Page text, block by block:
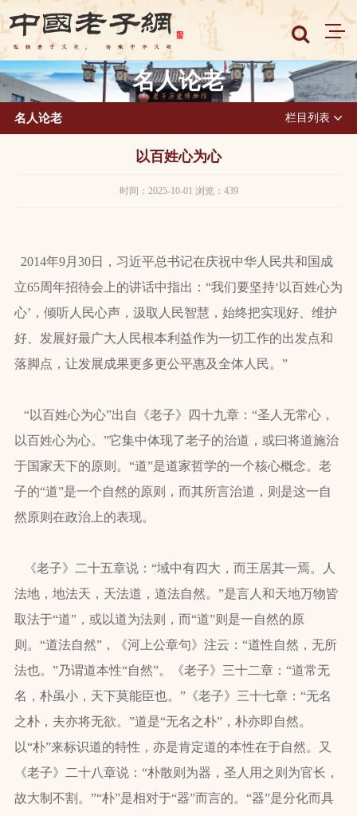
名人论老
名人论老 栏目列表
以百姓心为心
时间：2025-10-01 浏览：439
2014年9月30日，习近平总书记在庆祝中华人民共和国成
立65周年招待会上的讲话中指出：“我们要坚持‘以百姓心为
心’，倾听人民心声，汲取人民智慧，始终把实现好、维护
好、发展好最广大人民根本利益作为一切工作的出发点和
落脚点，让发展成果更多更公平惠及全体人民。”
“以百姓心为心”出自《老子》四十九章：“圣人无常心，
以百姓心为心。”它集中体现了老子的治道，或曰将道施治
于国家天下的原则。“道”是道家哲学的一个核心概念。老
子的“道”是一个自然的原则，而其所言治道，则是这一自
然原则在政治上的表现。
《老子》二十五章说：“域中有四大，而王居其一焉。人
法地，地法天，天法道，道法自然。”是言人和天地万物皆
取法于“道”，或以道为法则，而“道”则是一自然的原
则。“道法自然”，《河上公章句》注云：“道性自然，无所
法也。”乃谓道本性“自然”。《老子》三十二章：“道常无
名，朴虽小，天下莫能臣也。”《老子》三十七章：“无名
之朴，夫亦将无欲。”道是“无名之朴”，朴亦即自然。
以“朴”来标识道的特性，亦是肯定道的本性在于自然。又
《老子》二十八章说：“朴散则为器，圣人用之则为官长，
故大制不割。”“朴”是相对于“器”而言的。“器”是分化而具